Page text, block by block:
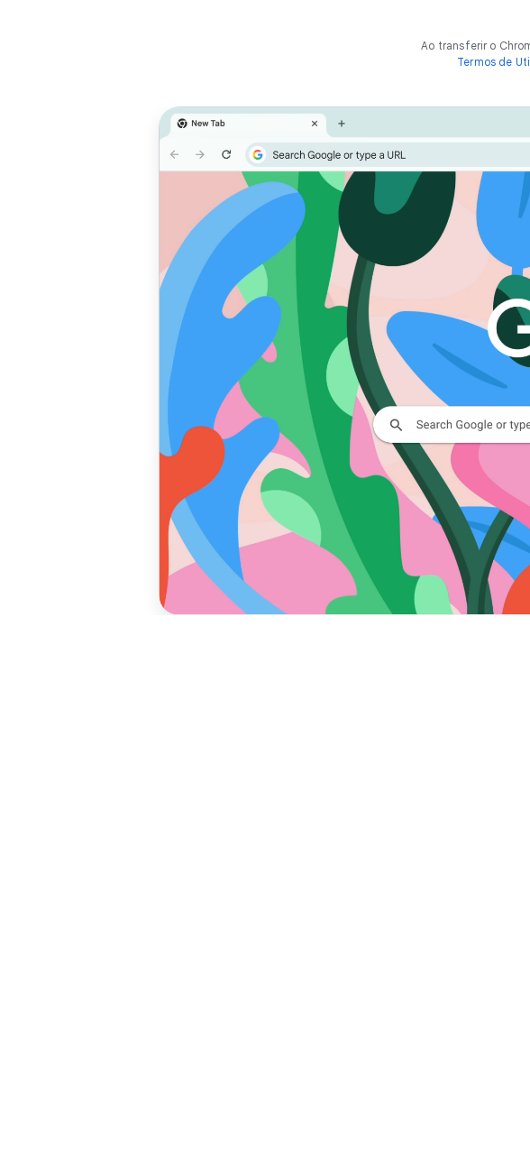
Ao transferir o
Termos de
A
Dê prioridade
ao
desempenho
O Chrome foi
experiência
Poupança de